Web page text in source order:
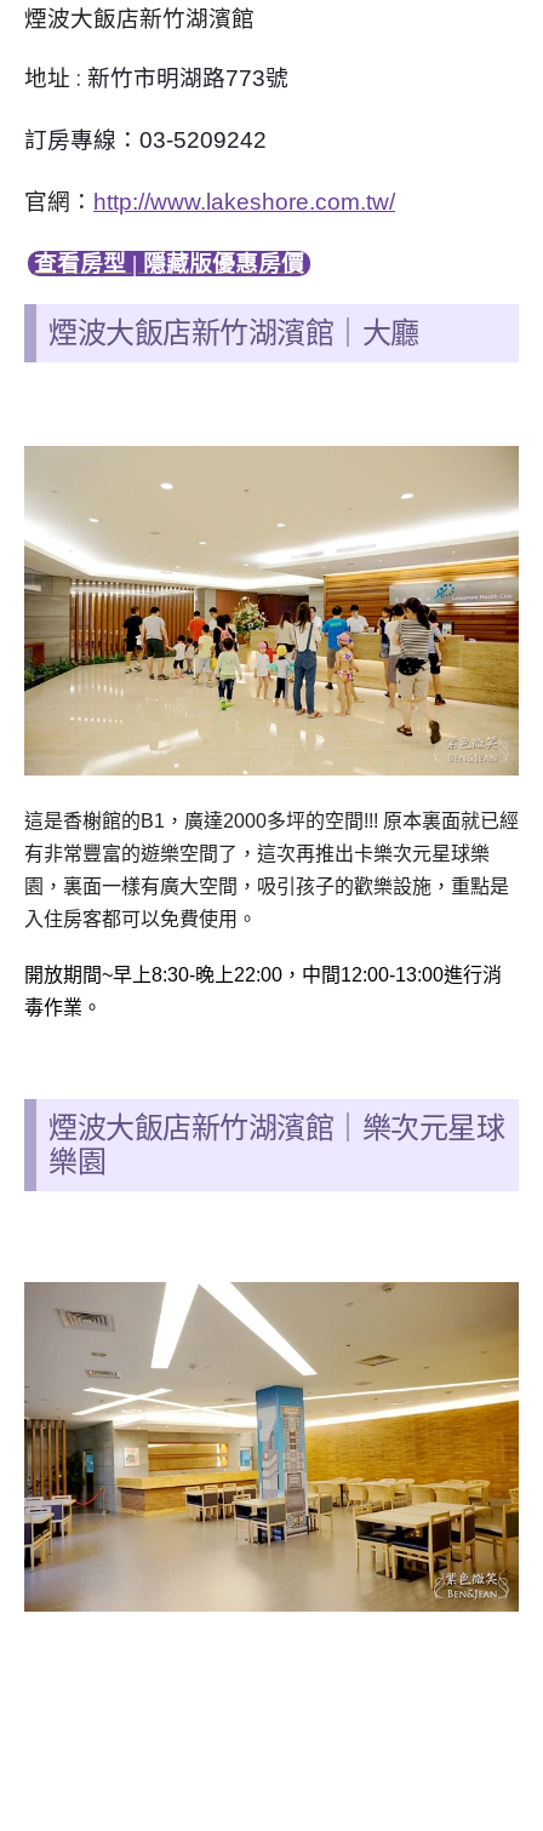
煙波大飯店新竹湖濱館
地址 : 新竹市明湖路773號
訂房專線： 03-5209242
官網： http://www.lakeshore.com.tw/
查看房型 | 隱藏版優惠房價
煙波大飯店新竹湖濱館 ｜大廳
這是香榭館的B1，廣達2000多坪的空間!!! 原本裏面就已經
有非常豐富的遊樂空間了，這次再推出卡樂次元星球樂
園，裏面一樣有廣大空間，吸引孩子的歡樂設施，重點是
入住房客都可以免費使用。
開放期間~早上8:30-晚上22:00， 中間12:00-13:00進行消
毒作業。
煙波大飯店新竹湖濱館
樂次元星球
樂園